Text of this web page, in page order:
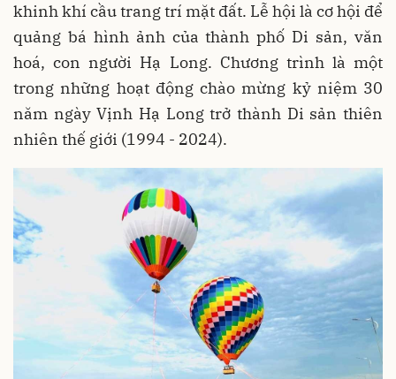
khinh khí cầu trang trí mặt đất. Lễ hội là cơ hội để
quảng bá hình ảnh của thành phố Di sản, văn
hoá, con người Hạ Long. Chương trình là một
trong những hoạt động chào mừng kỷ niệm 30
năm ngày Vịnh Hạ Long trở thành Di sản thiên
nhiên thế giới (1994 - 2024).